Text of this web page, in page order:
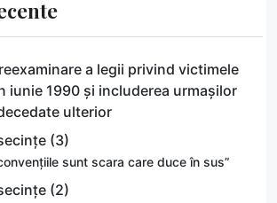
a legii privind victimele
iunie 1990 și includerea urmașilor
ulterior
(3)
sunt scara care duce în sus”
(2)